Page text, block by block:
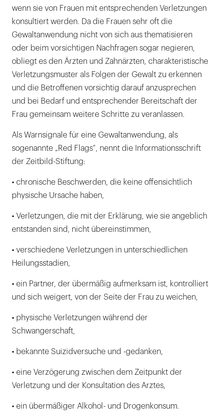
wenn sie von Frauen mit entsprechenden Verletzungen
konsultiert werden. Da die Frauen sehr oft die
Gewaltanwendung nicht von sich aus thematisieren
oder beim vorsichtigen Nachfragen sogar negieren,
obliegt es den Ärzten und Zahnärzten, charakteristische
Verletzungsmuster als Folgen der Gewalt zu erkennen
und die Betroffenen vorsichtig darauf anzusprechen
und bei Bedarf und entsprechender Bereitschaft der
Frau gemeinsam weitere Schritte zu veranlassen.
Als Warnsignale für eine Gewaltanwendung, als
sogenannte „Red Flags“, nennt die Informationsschrift
der Zeitbild-Stiftung:
• chronische Beschwerden, die keine offensichtlich
physische Ursache haben,
• Verletzungen, die mit der Erklärung, wie sie angeblich
entstanden sind, nicht übereinstimmen,
• verschiedene Verletzungen in unterschiedlichen
Heilungsstadien,
• ein Partner, der übermäßig aufmerksam ist, kontrolliert
und sich weigert, von der Seite der Frau zu weichen,
• physische Verletzungen während der
Schwangerschaft,
• bekannte Suizidversuche und -gedanken,
• eine Verzögerung zwischen dem Zeitpunkt der
Verletzung und der Konsultation des Arztes,
• ein übermäßiger Alkohol- und Drogenkonsum.